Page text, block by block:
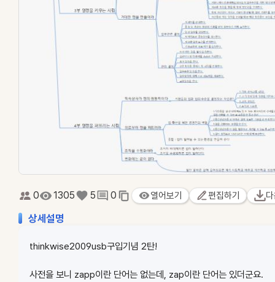
0 1305 5 0 열어보기 편집하기
상세설명
thinkwise2009usb구입기념 2탄!
사전을 보니 zapp이란 단어는 없는데, zap이란 단어는 있더군요.